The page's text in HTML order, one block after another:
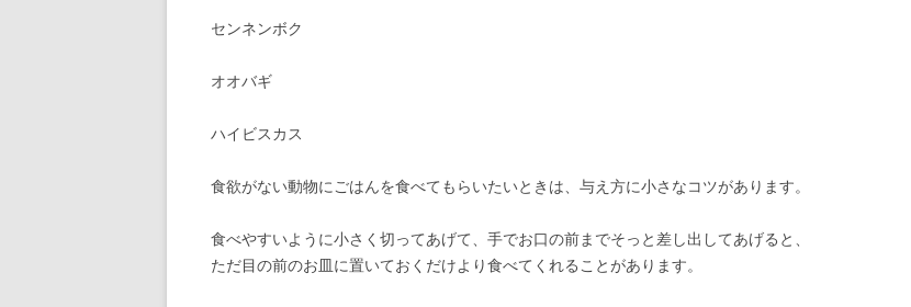
センネンボク
オオバギ
ハイビスカス
食欲がない動物にごはんを食べてもらいたいときは、与え方に小さなコツがあります。
食べやすいように小さく切ってあげて、手でお口の前までそっと差し出してあげると、
ただ目の前のお皿に置いておくだけより食べてくれることがあります。